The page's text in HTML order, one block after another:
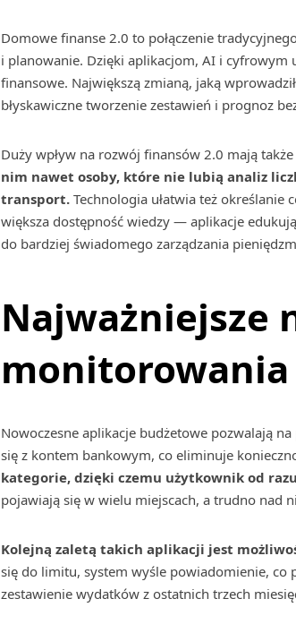
Domowe finanse 2.0 to połączenie
i planowanie. Dzięki aplikacjom, AI i cyfrowym
finansowe. Największą zmianą, jaką
błyskawiczne tworzenie zestawień i prognoz
Duży wpływ na rozwój finansów 2.0 mają
nim nawet osoby, które nie lubią analiz
transport.Technologia ułatwia też określanie
większa dostępność wiedzy — aplikacje
do bardziej świadomego zarządzania
Najważniejsze
Nowoczesne aplikacje budżetowe pozwalają
się z kontem bankowym, co eliminuje
kategorie, dzięki czemu użytkownik od
pojawiają się w wielu miejscach, a trudno nad
Kolejną zaletą takich aplikacji jest
się do limitu, system wyśle powiadomienie, co
zestawienie wydatków z ostatnich trzech